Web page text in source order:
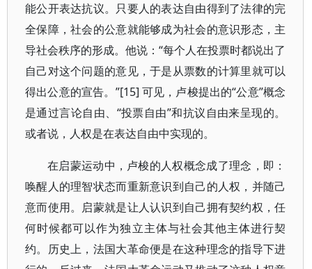
能公开表达抗议。只要人的表达自由得到了法律的完
全保障，社会的公意就能够成为社会的意识形态，主
导社会秩序的形成。他说：“每个人在投票时都说出了
自己对这个问题的意见，于是从票数的计算里就可以
得出公意的宣告。”[15] 可见，卢梭提出的“公意”概念
是通过言论自由、“投票自由”和抗议自由来呈现的。
或者说，人权是在表达自由中实现的。
在启蒙运动中，卢梭的人权概念成了理念，即：
唤醒人的理智状态而重新意识到自己的人权，并随己
意而使用。启蒙就是让人认识到自己拥有契约权，任
何时候都可以作为独立主体与社会其他主体进行契
约。历史上，法国大革命便是在这种理念的指导下进